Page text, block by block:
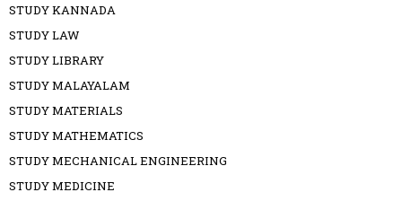
STUDY KANNADA
STUDY LAW
STUDY LIBRARY
STUDY MALAYALAM
STUDY MATERIALS
STUDY MATHEMATICS
STUDY MECHANICAL ENGINEERING
STUDY MEDICINE